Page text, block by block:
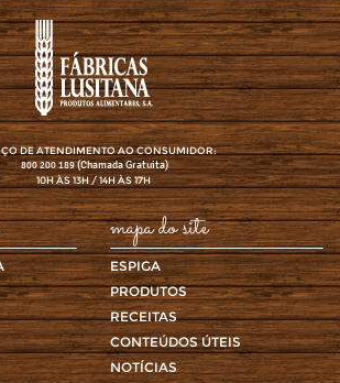
DE ATENDIMENTO AO CONSUMIDOR:
800 200 189(Chamada Gratuita)
10H ÀS 13H / 14H ÀS 17H
mapa do site
ESPIGA
PRODUTOS
RECEITAS
CONTEÚDOS ÚTEIS
NOTÍCIAS